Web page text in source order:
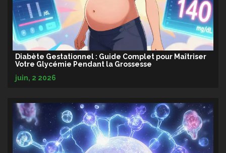
Diabète Gestationnel : Guide Complet pour Maîtriser
Votre Glycémie Pendant la Grossesse
juin, 2 2026